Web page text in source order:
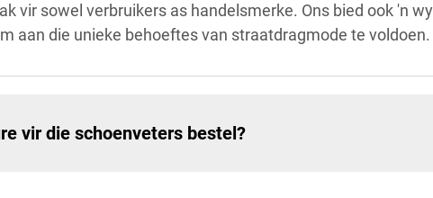
vir sowel verbruikers as handelsmerke. Ons bied ook 'n
aan die unieke behoeftes van straatdragmode te voldoen.
vir die schoenveters bestel?